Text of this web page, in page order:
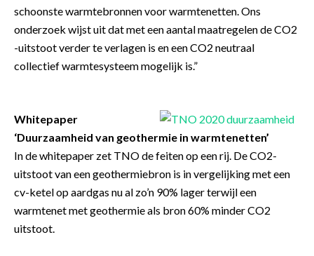
schoonste warmtebronnen voor warmtenetten. Ons
onderzoek wijst uit dat met een aantal maatregelen de CO2
-uitstoot verder te verlagen is en een CO2 neutraal
collectief warmtesysteem mogelijk is.”
Whitepaper
‘Duurzaamheid van geothermie in warmtenetten’
In de whitepaper zet TNO de feiten op een rij. De CO2-
uitstoot van een geothermiebron is in vergelijking met een
cv-ketel op aardgas nu al zo’n 90% lager terwijl een
warmtenet met geothermie als bron 60% minder CO2
uitstoot.